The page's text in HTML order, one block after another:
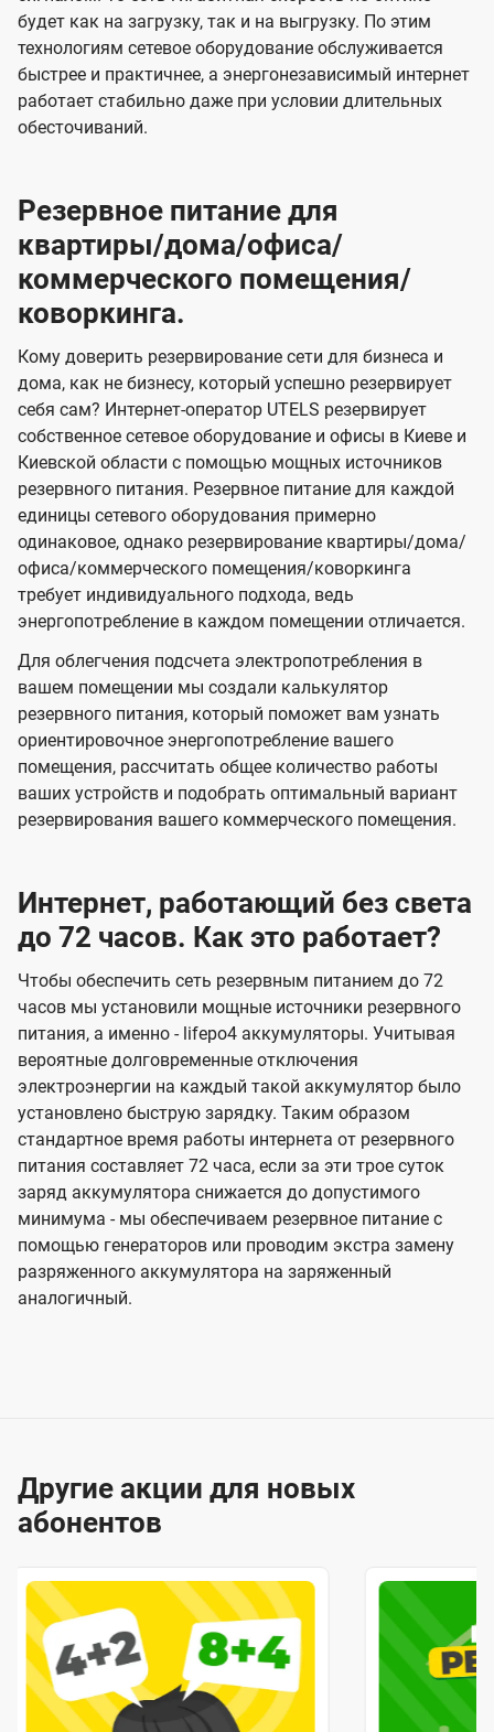
будет как на загрузку, так и на выгрузку. По этим
технологиям сетевое оборудование обслуживается
быстрее и практичнее, а энергонезависимый интернет
работает стабильно даже при условии длительных
обесточиваний.
Резервное питание для
квартиры/дома/офиса/
коммерческого помещения/
коворкинга.
Кому доверить резервирование сети для бизнеса и
дома, как не бизнесу, который успешно резервирует
себя сам? Интернет-оператор UTELS резервирует
собственное сетевое оборудование и офисы в Киеве и
Киевской области с помощью мощных источников
резервного питания. Резервное питание для каждой
единицы сетевого оборудования примерно
одинаковое, однако резервирование квартиры/дома/
офиса/коммерческого помещения/коворкинга
требует индивидуального подхода, ведь
энергопотребление в каждом помещении отличается.
Для облегчения подсчета электропотребления в
вашем помещении мы создали калькулятор
резервного питания, который поможет вам узнать
ориентировочное энергопотребление вашего
помещения, рассчитать общее количество работы
ваших устройств и подобрать оптимальный вариант
резервирования вашего коммерческого помещения.
Интернет, работающий без света
до 72 часов. Как это работает?
Чтобы обеспечить сеть резервным питанием до 72
часов мы установили мощные источники резервного
питания, а именно - lifepo4 аккумуляторы. Учитывая
вероятные долговременные отключения
электроэнергии на каждый такой аккумулятор было
установлено быструю зарядку. Таким образом
стандартное время работы интернета от резервного
питания составляет 72 часа, если за эти трое суток
заряд аккумулятора снижается до допустимого
минимума - мы обеспечиваем резервное питание с
помощью генераторов или проводим экстра замену
разряженного аккумулятора на заряженный
аналогичный.
Другие акции для новых
абонентов